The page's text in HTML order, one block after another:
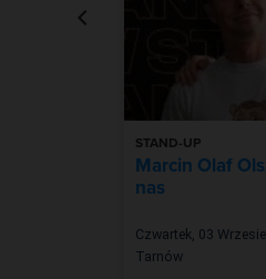
STAND-UP
Marcin Olaf
nas
Czwartek, 03
Tarnów